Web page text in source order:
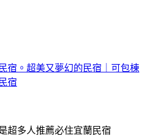
宿。超美又夢幻的民宿｜可包棟
宿
超多人推薦必住宜蘭民宿